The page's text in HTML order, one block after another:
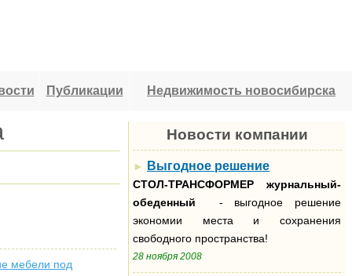
Публикации Недвижимость новосибирска
мебели под
Новости компании
► Выгодное решение
СТОЛ-ТРАНСФОРМЕР
журнальный-
обеденный - выгодное решение
экономии места и сохранения
свободного пространства!
28 ноября 2008